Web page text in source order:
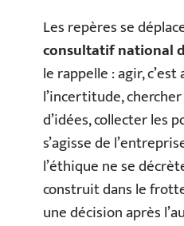
Les repères se
consultatif national
le rappelle : agir,
l’incertitude,
d’idées, collecter les
s’agisse de
l’éthique ne se
construit dans le
une décision après